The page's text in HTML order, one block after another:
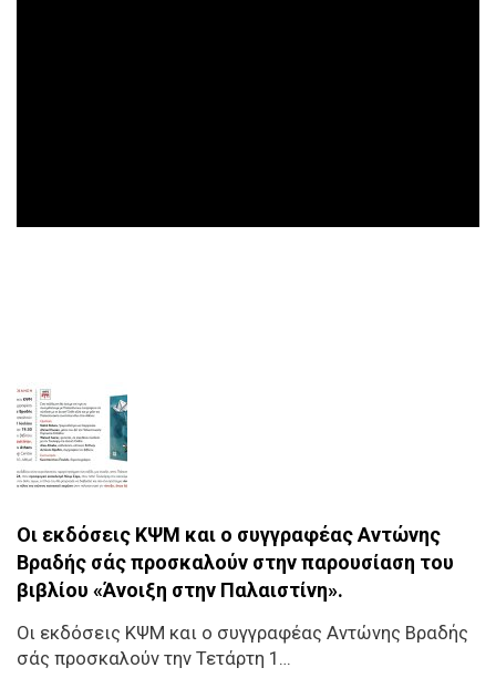
Οι εκδόσεις ΚΨΜ και ο συγγραφέας Αντώνης
Βραδής σάς προσκαλούν στην παρουσίαση του
βιβλίου «Άνοιξη στην Παλαιστίνη».
Οι εκδόσεις ΚΨΜ και ο συγγραφέας Αντώνης Βραδής
σάς προσκαλούν την Τετάρτη 1…